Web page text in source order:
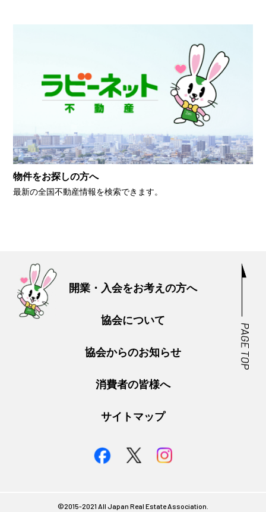
物件をお探しの方へ
最新の全国不動産情報を検索できます。
開業・入会をお考えの方へ
協会について
協会からのお知らせ
消費者の皆様へ
サイトマップ
©︎2015-2021 All Japan Real Estate Association.